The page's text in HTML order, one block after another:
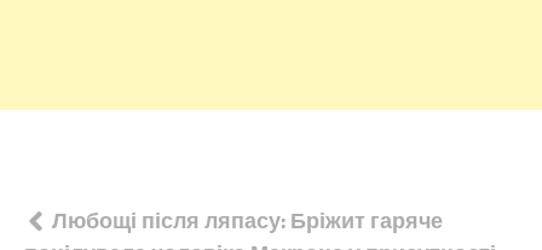
Навігація
Любощі після ляпасу: Бріжит гаряче